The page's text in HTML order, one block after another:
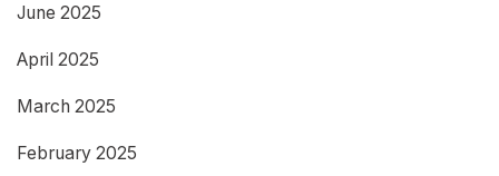
June 2025
April 2025
March 2025
February 2025